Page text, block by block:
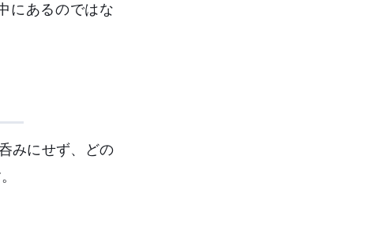
にあるのではな
みにせず、どの